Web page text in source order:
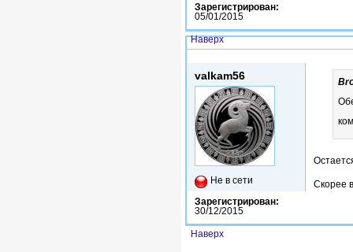
Зарегистрирован:
05/01/2015
Наверх
valkam56
Не в сети
Зарегистрирован:
30/12/2015
Скорее
Наверх